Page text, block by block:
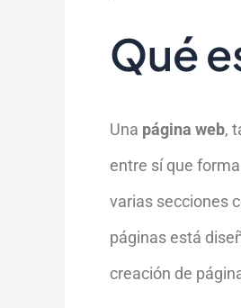
Qué
Una página web,
entre sí que
varias secciones
páginas está
creación de